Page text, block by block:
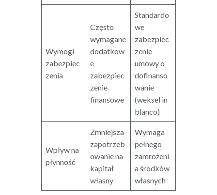
Wymogi
zabezpiec
zenia
Często
wymagane
dodatkow
e
zabezpiec
zenie
finansowe
Standardo
we
zabezpiec
zenie
umowy o
dofinanso
wanie
(weksel in
blanco)
Wpływ na
płynność
Zmniejsza
zapotrzeb
owanie na
kapitał
własny
Wymaga
pełnego
zamrożeni
a środków
własnych